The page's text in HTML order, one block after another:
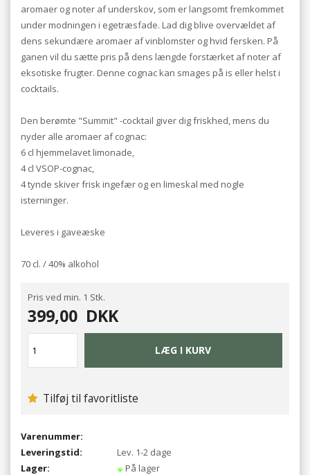
aromaer og noter af underskov, som er langsomt fremkommet
under modningen i egetræsfade. Lad dig blive overvældet af
dens sekundære aromaer af vinblomster og hvid fersken. På
ganen vil du sætte pris på dens længde forstærket af noter af
eksotiske frugter. Denne cognac kan smages på is eller helst i
cocktails.
Den berømte "Summit" -cocktail giver dig friskhed, mens du
nyder alle aromaer af cognac:
6 cl hjemmelavet limonade,
4 cl VSOP-cognac,
4 tynde skiver frisk ingefær og en limeskal med nogle
isterninger.
Leveres i gaveæske
70 cl. / 40% alkohol
Pris ved min. 1 Stk.
399,00 DKK
Tilføj til favoritliste
Varenummer:
Leveringstid:
Lev. 1-2 dage
Lager:
På lager